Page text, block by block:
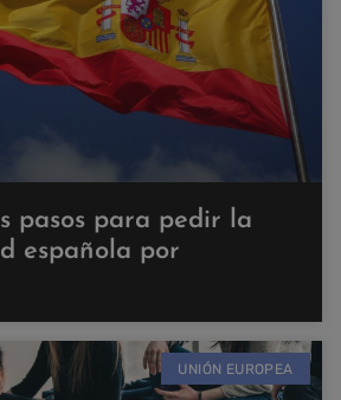
pasos para pedir la
española por
UNIÓN EUROPEA